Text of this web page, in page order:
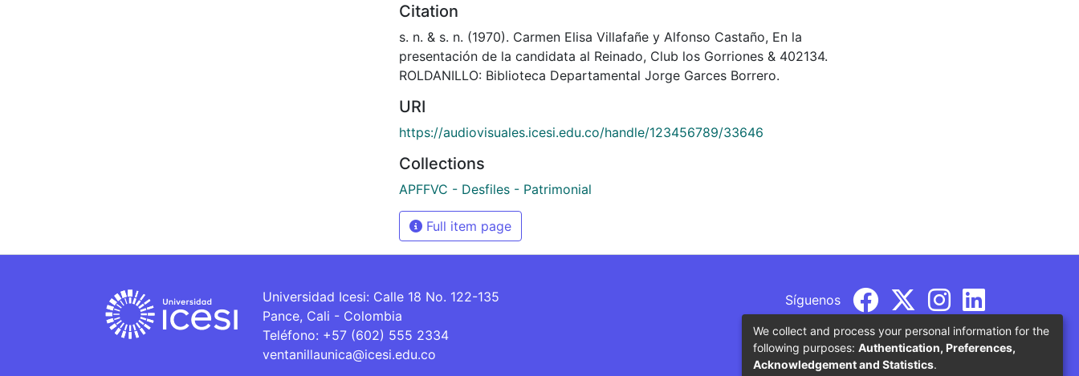
Citation
s. n. & s. n. (1970). Carmen Elisa Villafañe y Alfonso Castaño, En la
presentación de la candidata al Reinado, Club los Gorriones & 402134.
ROLDANILLO: Biblioteca Departamental Jorge Garces Borrero.
URI
https://audiovisuales.icesi.edu.co/handle/123456789/33646
Collections
APFFVC - Desfiles - Patrimonial
Full item page
Universidad Icesi: Calle 18 No. 122-135
Pance, Cali - Colombia
Teléfono: +57 (602) 555 2334
ventanillaunica@icesi.edu.co
Síguenos
We collect and process your personal information for the
following purposes: Authentication, Preferences,
Acknowledgement and Statistics.